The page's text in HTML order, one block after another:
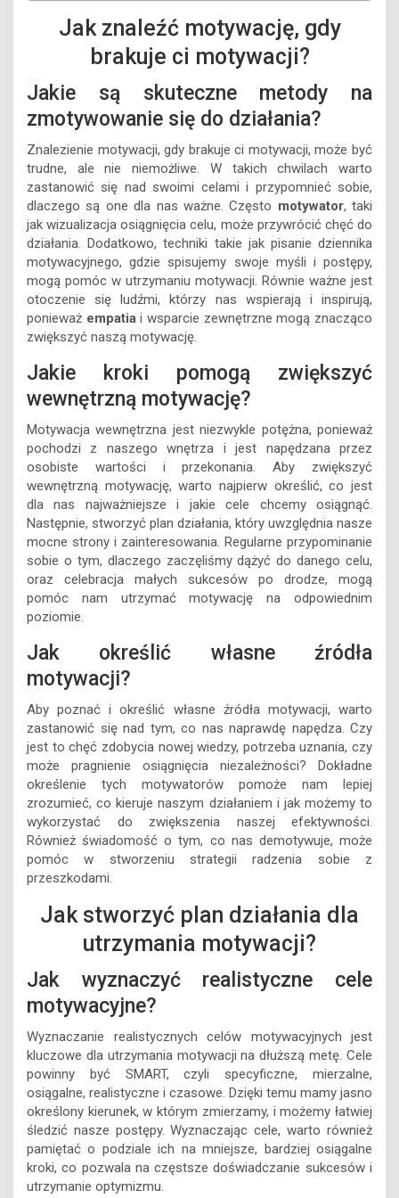
Jak znaleźć motywację, gdy
brakuje ci motywacji?
Jakie są skuteczne metody na
zmotywowanie się do działania?
Znalezienie motywacji, gdy brakuje ci motywacji, może być
trudne, ale nie niemożliwe. W takich chwilach warto
zastanowić się nad swoimi celami i przypomnieć sobie,
dlaczego są one dla nas ważne. Często motywator, taki
jak wizualizacja osiągnięcia celu, może przywrócić chęć do
działania. Dodatkowo, techniki takie jak pisanie dziennika
motywacyjnego, gdzie spisujemy swoje myśli i postępy,
mogą pomóc w utrzymaniu motywacji. Równie ważne jest
otoczenie się ludźmi, którzy nas wspierają i inspirują,
ponieważ empatiai wsparcie zewnętrzne mogą znacząco
zwiększyć naszą motywację.
Jakie kroki pomogą zwiększyć
wewnętrzną motywację?
Motywacja wewnętrzna jest niezwykle potężna, ponieważ
pochodzi z naszego wnętrza i jest napędzana przez
osobiste wartości i przekonania. Aby zwiększyć
wewnętrzną motywację, warto najpierw określić, co jest
dla nas najważniejsze i jakie cele chcemy osiągnąć.
Następnie, stworzyć plan działania, który uwzględnia nasze
mocne strony i zainteresowania. Regularne przypominanie
sobie o tym, dlaczego zaczęliśmy dążyć do danego celu,
oraz celebracja małych sukcesów po drodze, mogą
pomóc nam utrzymać motywację na odpowiednim
poziomie.
Jak określić własne źródła
motywacji?
Aby poznać i określić własne źródła motywacji, warto
zastanowić się nad tym, co nas naprawdę napędza. Czy
jest to chęć zdobycia nowej wiedzy, potrzeba uznania, czy
może pragnienie osiągnięcia niezależności? Dokładne
określenie tych motywatorów pomoże nam lepiej
zrozumieć, co kieruje naszym działaniem i jak możemy to
wykorzystać do zwiększenia naszej efektywności.
Również świadomość o tym, co nas demotywuje, może
pomóc w stworzeniu strategii radzenia sobie z
przeszkodami.
Jak stworzyć plan działania dla
utrzymania motywacji?
Jak wyznaczyć realistyczne cele
motywacyjne?
Wyznaczanie realistycznych celów motywacyjnych jest
kluczowe dla utrzymania motywacji na dłuższą metę. Cele
powinny być SMART, czyli specyficzne, mierzalne,
osiągalne, realistyczne i czasowe. Dzięki temu mamy jasno
określony kierunek, w którym zmierzamy, i możemy łatwiej
śledzić nasze postępy. Wyznaczając cele, warto również
pamiętać o podziale ich na mniejsze, bardziej osiągalne
kroki, co pozwala na częstsze doświadczanie sukcesów i
utrzymanie optymizmu.